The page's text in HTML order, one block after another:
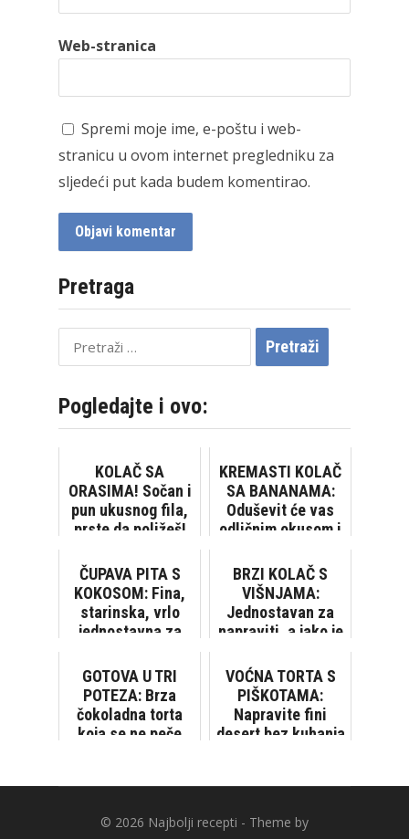
Web-stranica
Spremi moje ime, e-poštu i web-
stranicu u ovom internet pregledniku za
sljedeći put kada budem komentirao.
Pretraga
Pretraži:
Pogledajte i ovo:
KOLAČ SA
ORASIMA! Sočan i
pun ukusnog fila,
prste da poližeš!
KREMASTI KOLAČ
SA BANANAMA:
Oduševit će vas
odličnim okusom i
pripremom [VIDEO]
ČUPAVA PITA S
KOKOSOM: Fina,
starinska, vrlo
jednostavna za
BRZI KOLAČ S
VIŠNJAMA:
Jednostavan za
napraviti, a jako je
GOTOVA U TRI
POTEZA: Brza
čokoladna torta
koja se ne peče
VOĆNA TORTA S
PIŠKOTAMA:
Napravite fini
desert bez kuhanja
© 2026 Najbolji recepti - Theme by